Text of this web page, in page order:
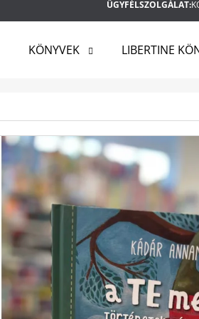
ÜGYFÉLSZOLGÁLAT:
KÖNYVEK LIBERTINE
KERESÉS